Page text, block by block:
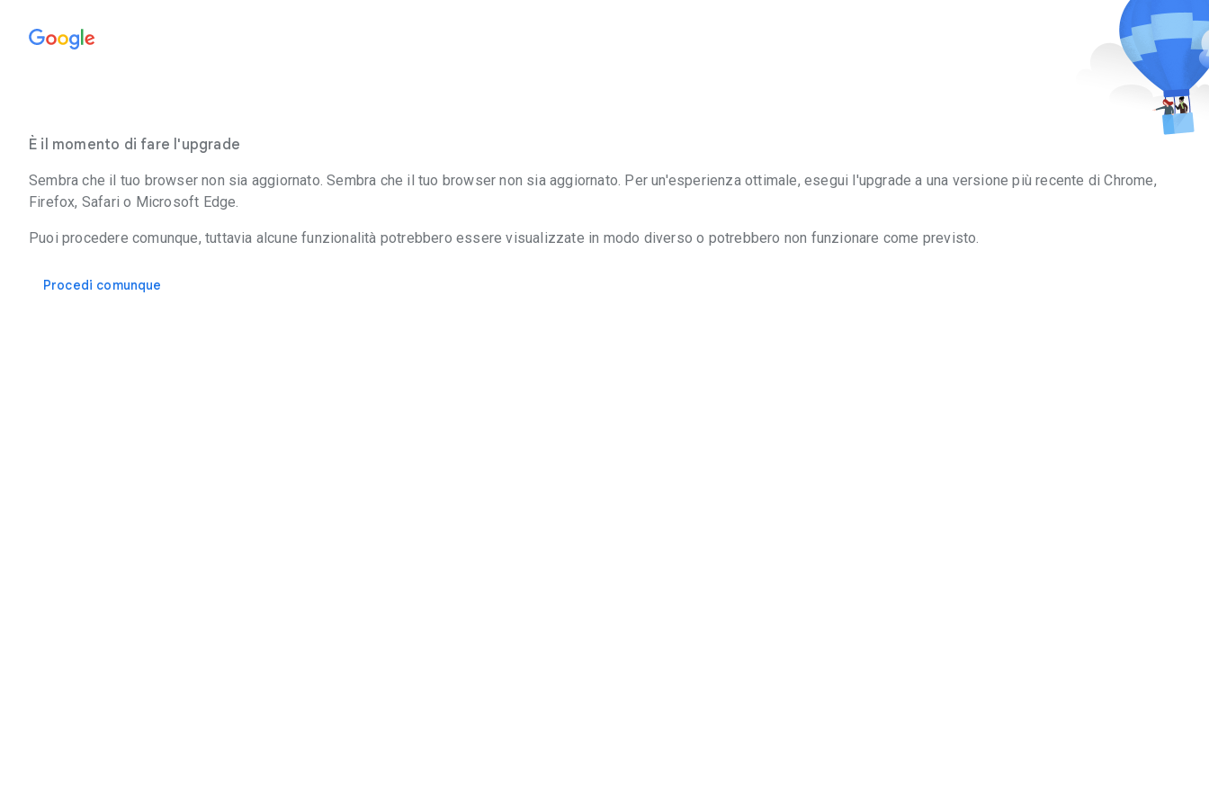
È il momento di fare l'upgrade
Sembra che il tuo browser non sia aggiornato. Sembra che il tuo browser non sia aggiornato. Per un'esperienza ottimale, esegui l'upgrade a una versione più recente di Chrome,
Firefox, Safari o Microsoft Edge.
Puoi procedere comunque, tuttavia alcune funzionalità potrebbero essere visualizzate in modo diverso o potrebbero non funzionare come previsto.
Procedi comunque